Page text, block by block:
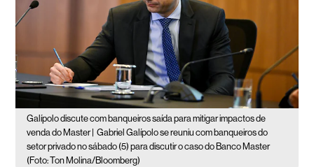
Galípolo discute com banqueiros saída para mitigar impactos de
venda do Master | Gabriel Galípolo se reuniu com banqueiros do
setor privado no sábado (5) para discutir o caso do Banco Master
(Foto: Ton Molina/Bloomberg)